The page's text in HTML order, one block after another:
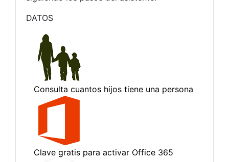
DATOS